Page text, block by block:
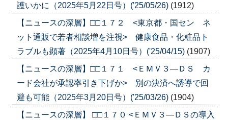
護いかに（2025年5月22日号）('25/05/26) (1912)
【ニュースの深層】□□１７２ <東京都・国セン ネ
ット通販で若者相談増を注視> 健康食品・化粧品ト
ラブルも顕著（2025年4月10日号）('25/04/15) (1907)
【ニュースの深層】□□１７１ <ＥＭＶ３―ＤＳ カ
ード会社が承認率引き下げか> 別の決済へ誘導で回
避も可能（2025年3月20日号）('25/03/26) (1904)
【ニュースの深層】 □□１７０ <ＥＭＶ３―ＤＳの導入